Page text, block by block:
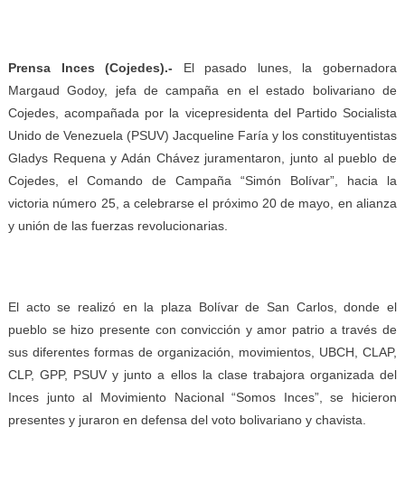
Prensa Inces (Cojedes).- El pasado lunes, la gobernadora
Margaud Godoy, jefa de campaña en el estado bolivariano de
Cojedes, acompañada por la vicepresidenta del Partido Socialista
Unido de Venezuela (PSUV) Jacqueline Faría y los constituyentistas
Gladys Requena y Adán Chávez juramentaron, junto al pueblo de
Cojedes, el Comando de Campaña “Simón Bolívar”, hacia la
victoria número 25, a celebrarse el próximo 20 de mayo, en alianza
y unión de las fuerzas revolucionarias.
El acto se realizó en la plaza Bolívar de San Carlos, donde el
pueblo se hizo presente con convicción y amor patrio a través de
sus diferentes formas de organización, movimientos, UBCH, CLAP,
CLP, GPP, PSUV y junto a ellos la clase trabajora organizada del
Inces junto al Movimiento Nacional “Somos Inces”, se hicieron
presentes y juraron en defensa del voto bolivariano y chavista.